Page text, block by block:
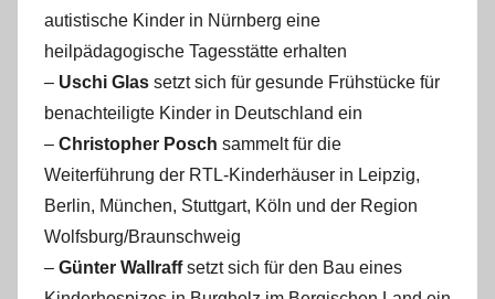
autistische Kinder in Nürnberg eine
heilpädagogische Tagesstätte erhalten
– Uschi Glas setzt sich für gesunde Frühstücke für
benachteiligte Kinder in Deutschland ein
– Christopher Posch sammelt für die
Weiterführung der RTL-Kinderhäuser in Leipzig,
Berlin, München, Stuttgart, Köln und der Region
Wolfsburg/Braunschweig
– Günter Wallraffsetzt sich für den Bau eines